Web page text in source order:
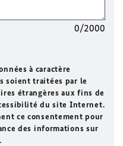
0/2000
à caractère
soient traitées par le
étrangères aux fins de
du site Internet.
ce consentement pour
des informations sur